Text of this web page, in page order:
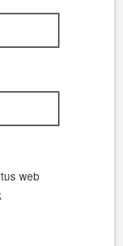
web